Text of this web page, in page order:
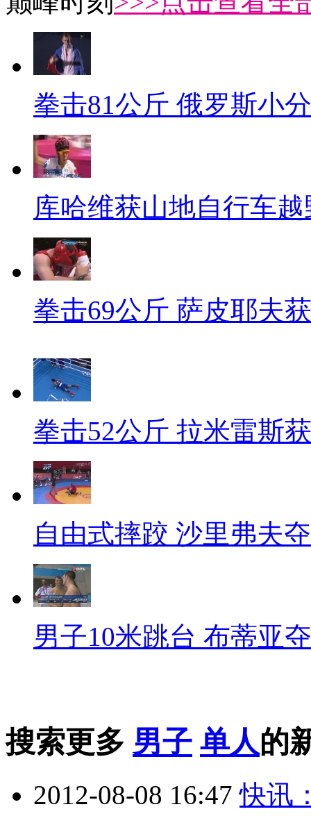
拳击81公斤 俄罗斯小
库哈维获山地自行车
拳击69公斤 萨皮耶夫
拳击52公斤 拉米雷斯
自由式摔跤 沙里弗夫
男子10米跳台 布蒂亚
搜索更多 男子 单人的
2012-08-08 16:47 快讯